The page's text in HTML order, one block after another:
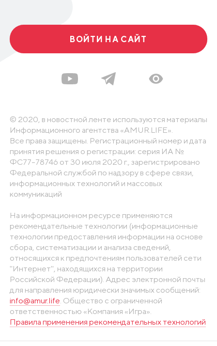
ВОЙТИ НА САЙТ
© 2020, в новостной ленте используются материалы
Информационного агентства «AMUR.LIFE».
Все права защищены. Регистрационный номер и дата
принятия решения о регистрации: серия ИА №
ФС77-78746 от 30 июля 2020 г., зарегистрировано
Федеральной службой по надзору в сфере связи,
информационных технологий и массовых
коммуникаций
На информационном ресурсе применяются
рекомендательные технологии (информационные
технологии предоставления информации на основе
сбора, систематизации и анализа сведений,
относящихся к предпочтениям пользователей сети
"Интернет", находящихся на территории
Российской Федерации). Адрес электронной почты
для направления юридически значимых сообщений:
info@amur.life . Общество с ограниченной
ответственностью «Компания «Игра».
Правила применения рекомендательных технологий